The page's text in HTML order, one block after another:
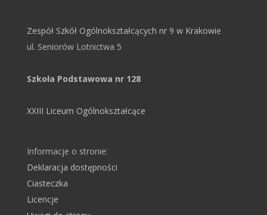
Zespół Szkół Ogólnokształcących nr 9 w Krakowie
ul. Seniorów Lotnictwa 5
Szkoła Podstawowa nr 128
XXIII Liceum Ogólnokształcące
Informacje o stronie:
Deklaracja dostępności
Ciasteczka
Licencje